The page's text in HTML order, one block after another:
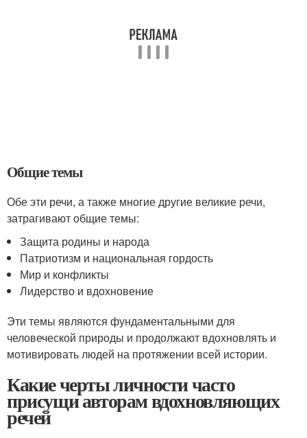
Общие темы
Обе эти речи, а также многие другие великие речи,
затрагивают общие темы:
Защита родины и народа
Патриотизм и национальная гордость
Мир и конфликты
Лидерство и вдохновение
Эти темы являются фундаментальными для
человеческой природы и продолжают вдохновлять и
мотивировать людей на протяжении всей истории.
Какие черты личности часто
присущи авторам вдохновляющих
речей